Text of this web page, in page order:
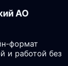
АО
формат
и работой без